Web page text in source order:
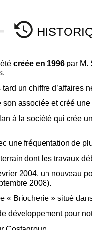
créée en 1996 par M.
un chiffre d’affaires
associée et créé
à la société qui crée
une fréquentation de
dont les travaux
2004, un nouveau
2008).
« Briocherie » situé
développement pour